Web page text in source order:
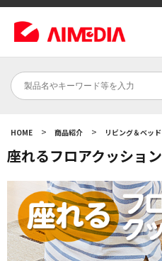
HOME > 商品紹介 > リビング＆ベッド
座れるフロアクッション